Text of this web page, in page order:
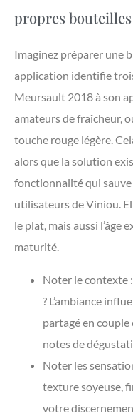
propres bouteilles
Imaginez préparer une
application identifie
Meursault 2018 à son
amateurs de fraîcheur,
touche rouge légère.
alors que la solution
fonctionnalité qui sauve
utilisateurs de Viniou.
le plat, mais aussi l’âge
maturité.
Noter le contexte
? L’ambiance
partagé en
notes de
Noter les
texture soyeuse,
votre